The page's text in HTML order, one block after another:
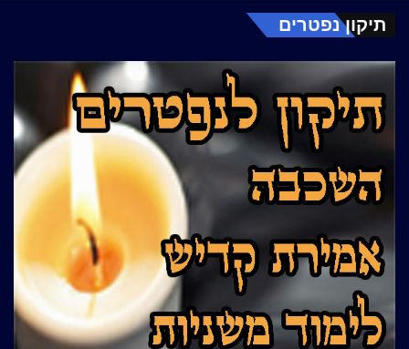
תיקון נפטרים